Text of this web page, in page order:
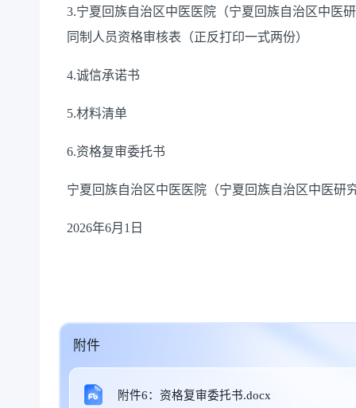
3.宁夏回族自治区中医医院（宁夏回族自治区中医
同制人员资格审核表（正反打印一式两份）
4.诚信承诺书
5.材料清单
6.资格复审委托书
宁夏回族自治区中医医院（宁夏回族自治区中医研
2026年6月1日
附件
附件6：资格复审委托书.docx